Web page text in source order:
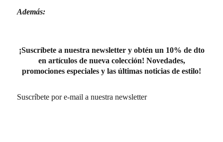
Además:
¡Suscríbete a nuestra newsletter y obtén un 10% de dto
en artículos de nueva colección! Novedades,
promociones especiales y las últimas noticias de estilo!
Suscríbete por e-mail a nuestra newsletter